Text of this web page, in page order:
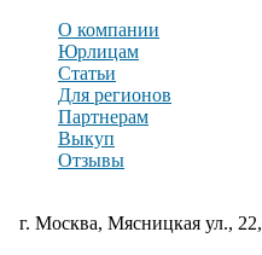
О компании
Юрлицам
Статьи
Для регионов
Партнерам
Выкуп
Отзывы
г. Москва, Мясницкая ул., 22,